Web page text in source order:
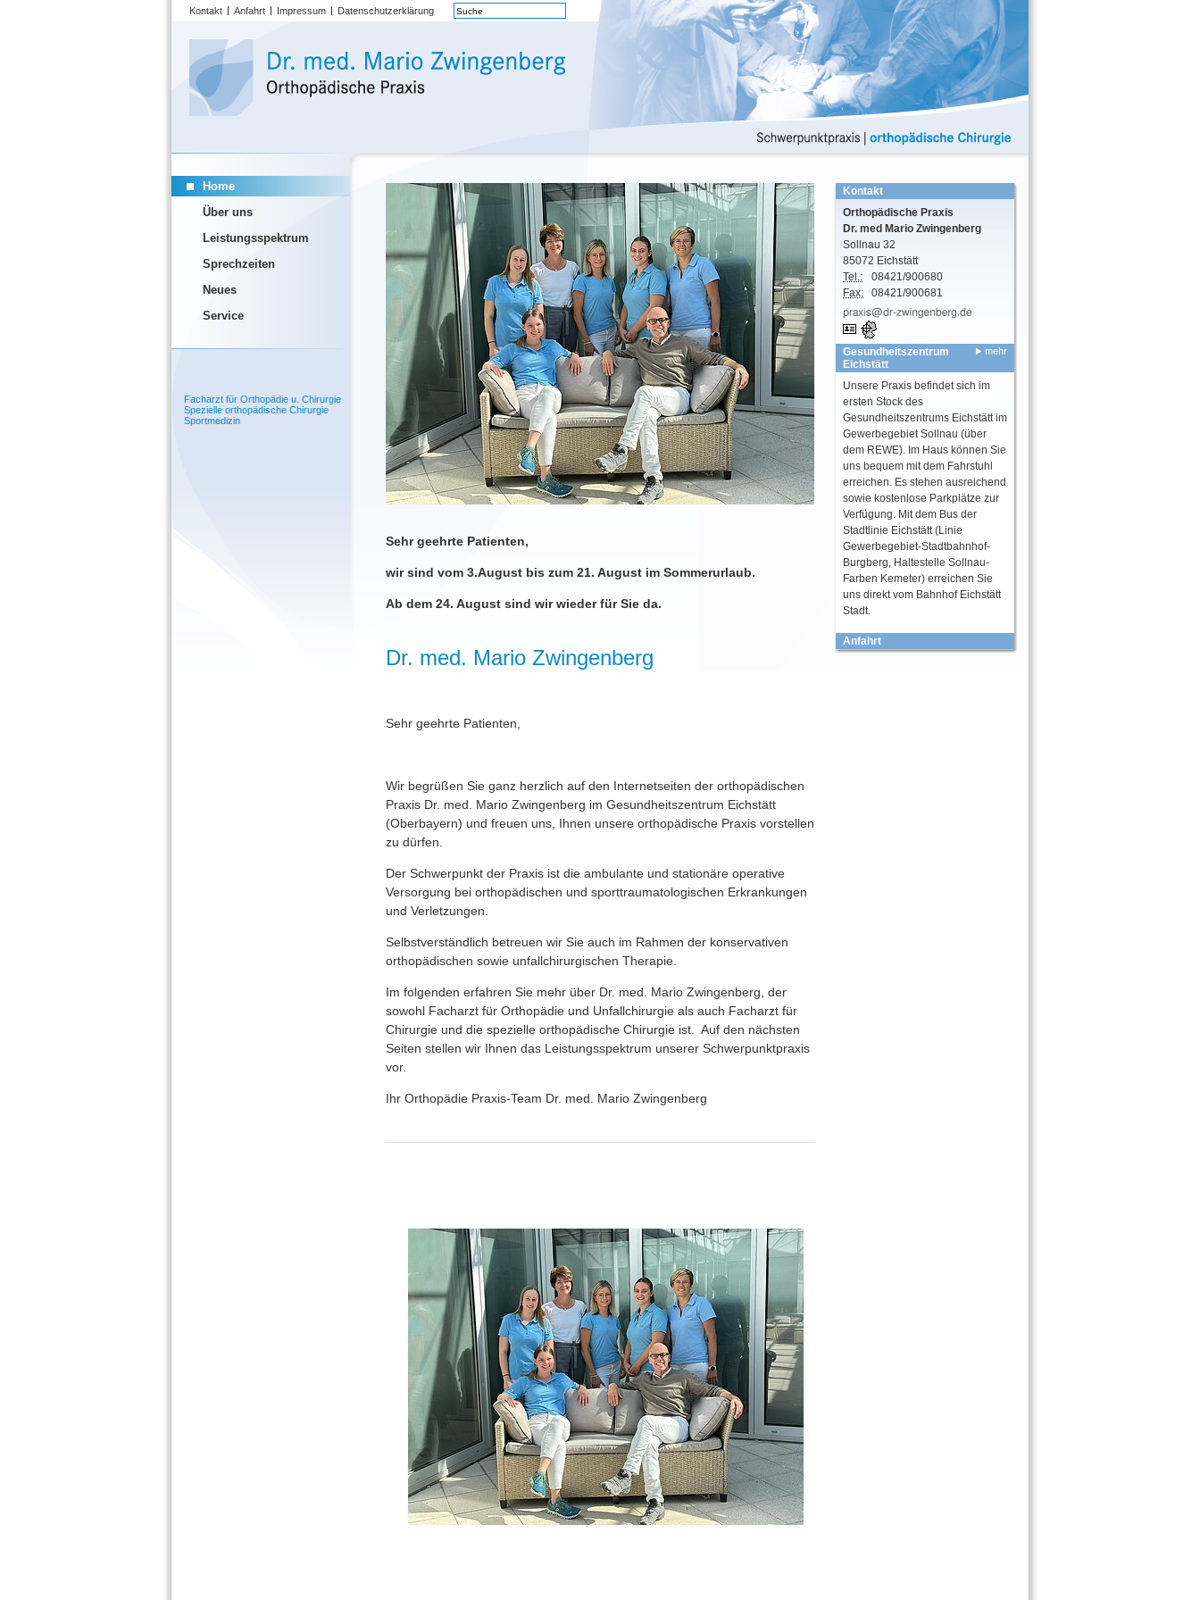
Sehr geehrte Patienten,
wir sind vom 3.August bis zum 21. August im Sommerurlaub.
Ab dem 24. August sind wir wieder für Sie da.
Dr. med. Mario Zwingenberg
Sehr geehrte Patienten,
Wir begrüßen Sie ganz herzlich auf den Internetseiten der orthopädischen
Praxis Dr. med. Mario Zwingenberg im Gesundheitszentrum Eichstätt
(Oberbayern) und freuen uns, Ihnen unsere orthopädische Praxis vorstellen
zu dürfen.
Der Schwerpunkt der Praxis ist die ambulante und stationäre operative
Versorgung bei orthopädischen und sporttraumatologischen Erkrankungen
und Verletzungen.
Selbstverständlich betreuen wir Sie auch im Rahmen der konservativen
orthopädischen sowie unfallchirurgischen Therapie.
Im folgenden erfahren Sie mehr über Dr. med. Mario Zwingenberg, der
sowohl Facharzt für Orthopädie und Unfallchirurgie als auch Facharzt für
Chirurgie und die spezielle orthopädische Chirurgie ist. Auf den nächsten
Seiten stellen wir Ihnen das Leistungsspektrum unserer Schwerpunktpraxis
vor.
Ihr Orthopädie Praxis-Team Dr. med. Mario Zwingenberg
Kontakt
Orthopädische Praxis
Dr. med Mario Zwingenberg
Sollnau 32
85072 Eichstätt
Tel.:
08421/900680
Fax:
08421/900681
vCard
48°52'39.81''N
11°12'44.06''E
mehr
Gesundheitszentrum
Eichstätt
Unsere Praxis befindet sich im
ersten Stock des
Gesundheitszentrums Eichstätt im
Gewerbegebiet Sollnau (über
dem REWE). Im Haus können Sie
uns bequem mit dem Fahrstuhl
erreichen. Es stehen ausreichend
sowie kostenlose Parkplätze zur
Verfügung. Mit dem Bus der
Stadtlinie Eichstätt (Linie
Gewerbegebiet-Stadtbahnhof-
Burgberg, Haltestelle Sollnau-
Farben Kemeter) erreichen Sie
uns direkt vom Bahnhof Eichstätt
Stadt.
Anfahrt
Home
Über uns
Leistungsspektrum
Sprechzeiten
Neues
Service
Facharzt für Orthopädie u. Chirurgie
Spezielle orthopädische Chirurgie
Sportmedizin
Kontakt Anfahrt Impressum Datenschutzerklärung